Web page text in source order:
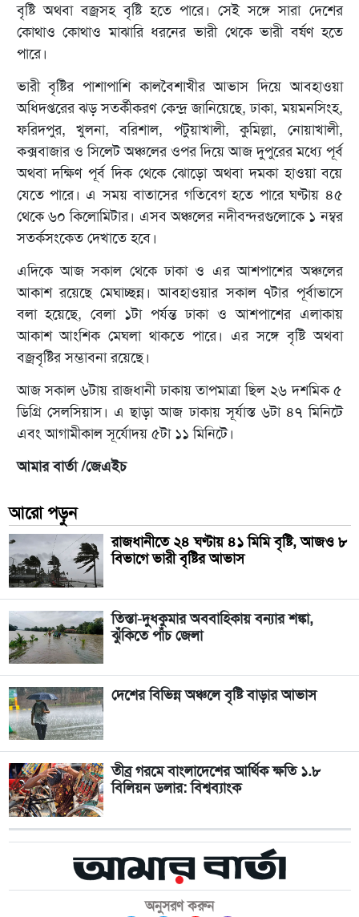
বৃষ্টি অথবা বজ্রসহ বৃষ্টি হতে পারে। সেই সঙ্গে সারা দেশের
কোথাও কোথাও মাঝারি ধরনের ভারী থেকে ভারী বর্ষণ হতে
পারে।
ভারী বৃষ্টির পাশাপাশি কালবৈশাখীর আভাস দিয়ে আবহাওয়া
অধিদপ্তরের ঝড় সতর্কীকরণ কেন্দ্র জানিয়েছে, ঢাকা, ময়মনসিংহ,
ফরিদপুর, খুলনা, বরিশাল, পটুয়াখালী, কুমিল্লা, নোয়াখালী,
কক্সবাজার ও সিলেট অঞ্চলের ওপর দিয়ে আজ দুপুরের মধ্যে পূর্ব
অথবা দক্ষিণ পূর্ব দিক থেকে ঝোড়ো অথবা দমকা হাওয়া বয়ে
যেতে পারে। এ সময় বাতাসের গতিবেগ হতে পারে ঘণ্টায় ৪৫
থেকে ৬০ কিলোমিটার। এসব অঞ্চলের নদীবন্দরগুলোকে ১ নম্বর
সতর্কসংকেত দেখাতে হবে।
এদিকে আজ সকাল থেকে ঢাকা ও এর আশপাশের অঞ্চলের
আকাশ রয়েছে মেঘাচ্ছন্ন। আবহাওয়ার সকাল ৭টার পূর্বাভাসে
বলা হয়েছে, বেলা ১টা পর্যন্ত ঢাকা ও আশপাশের এলাকায়
আকাশ আংশিক মেঘলা থাকতে পারে। এর সঙ্গে বৃষ্টি অথবা
বজ্রবৃষ্টির সম্ভাবনা রয়েছে।
আজ সকাল ৬টায় রাজধানী ঢাকায় তাপমাত্রা ছিল ২৬ দশমিক ৫
ডিগ্রি সেলসিয়াস। এ ছাড়া আজ ঢাকায় সূর্যাস্ত ৬টা ৪৭ মিনিটে
এবং আগামীকাল সূর্যোদয় ৫টা ১১ মিনিটে।
আমার বার্তা /জেএইচ
আরো পড়ুন
রাজধানীতে ২৪ ঘণ্টায় ৪১ মিমি বৃষ্টি, আজও ৮
বিভাগে ভারী বৃষ্টির আভাস
তিস্তা-দুধকুমার অববাহিকায় বন্যার শঙ্কা,
ঝুঁকিতে পাঁচ জেলা
দেশের বিভিন্ন অঞ্চলে বৃষ্টি বাড়ার আভাস
তীব্র গরমে বাংলাদেশের আর্থিক ক্ষতি ১.৮
বিলিয়ন ডলার: বিশ্বব্যাংক
অনুসরণ করুন